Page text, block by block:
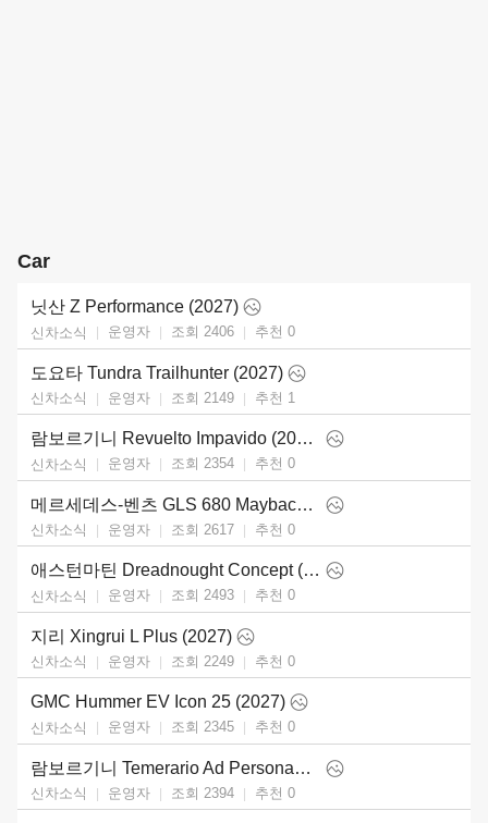
Car
닛산 Z Performance (2027)
신차소식 운영자 조회 2406 추천 0
도요타 Tundra Trailhunter (2027)
신차소식 운영자 조회 2149 추천 1
람보르기니 Revuelto Impavido (2026)
신차소식 운영자 조회 2354 추천 0
메르세데스-벤츠 GLS 680 Maybach (2027)
신차소식 운영자 조회 2617 추천 0
애스턴마틴 Dreadnought Concept (2026)
신차소식 운영자 조회 2493 추천 0
지리 Xingrui L Plus (2027)
신차소식 운영자 조회 2249 추천 0
GMC Hummer EV Icon 25 (2027)
신차소식 운영자 조회 2345 추천 0
람보르기니 Temerario Ad Personam (2026)
신차소식 운영자 조회 2394 추천 0